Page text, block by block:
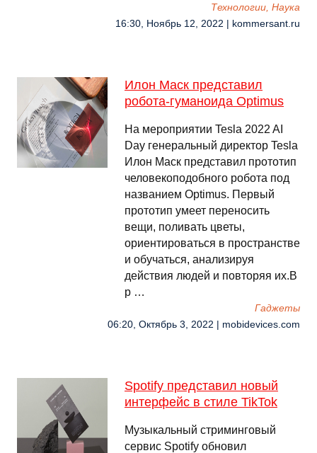
Технологии, Наука
16:30, Ноябрь 12, 2022 | kommersant.ru
Илон Маск представил
робота-гуманоида Optimus
На мероприятии Tesla 2022 AI
Day генеральный директор Tesla
Илон Маск представил прототип
человекоподобного робота под
названием Optimus. Первый
прототип умеет переносить
вещи, поливать цветы,
ориентироваться в пространстве
и обучаться, анализируя
действия людей и повторяя их.В
р …
Гаджеты
06:20, Октябрь 3, 2022 | mobidevices.com
Spotify представил новый
интерфейс в стиле TikTok
Музыкальный стриминговый
сервис Spotify обновил